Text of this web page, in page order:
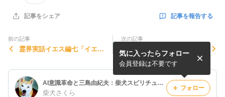
記事をシェア 記事を報告する
前の記事
霊界実話イエス編七「イエス
次の記事
夢判断★スズメバチやゴキブ
リを殺す夢
AI意識革命と三島由紀夫：柴犬スピリチュアル
柴犬さくら
気に入ったらフォロー
会員登録は不要です
フォロー